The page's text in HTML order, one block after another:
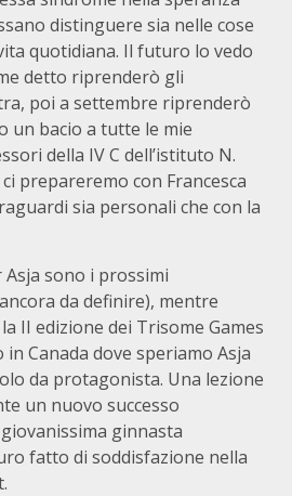
distinguere sia nelle cose
quotidiana. Il futuro lo vedo
detto riprenderò gli
poi a settembre riprenderò
un bacio a tutte le mie
della IV C dell’istituto N.
prepareremo con Francesca
sia personali che con la
sono i prossimi
da definire), mentre
II edizione dei Trisome Games
Canada dove speriamo Asja
da protagonista. Una lezione
un nuovo successo
ginnasta
fatto di soddisfazione nella